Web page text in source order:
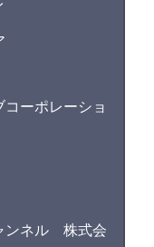
ーポレーショ
ンネル 株式会